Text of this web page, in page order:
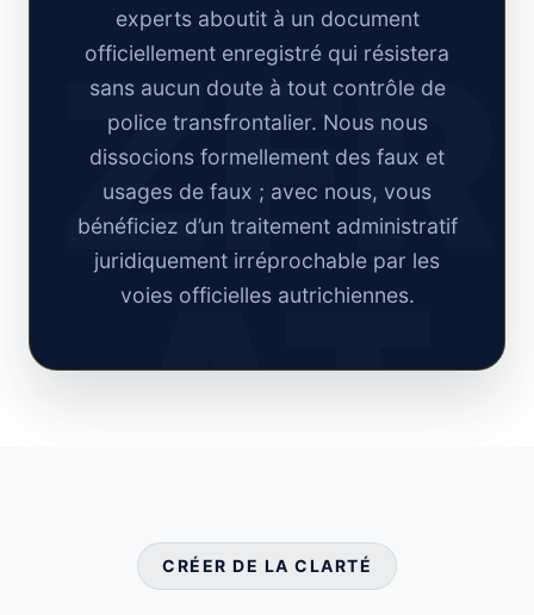
experts aboutit à un document
officiellement enregistré qui résistera
sans aucun doute à tout contrôle de
police transfrontalier. Nous nous
dissocions formellement des faux et
usages de faux ; avec nous, vous
bénéficiez d’un traitement administratif
juridiquement irréprochable par les
voies officielles autrichiennes.
CRÉER DE LA CLARTÉ